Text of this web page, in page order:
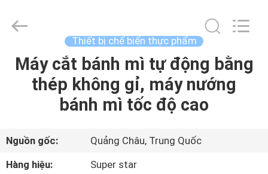
TRANG
CHỦ
SẢN
PHẨM
Guangzhou
IMO
Thiết bị chế biến thực phẩm
Máy cắt bánh mì tự động bằng
thép không gỉ, máy nướng
bánh mì tốc độ cao
Nguồn gốc:
Quảng Châu, Trung Quốc
Hàng hiệu:
Super star